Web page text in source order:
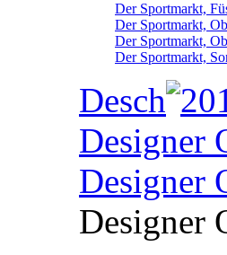
Der Sportmarkt,
Der Sportmarkt,
Der Sportmarkt,
Der Sportmarkt,
Desch
Designer
Designer
Designer